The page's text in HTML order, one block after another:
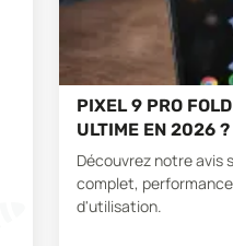
PIXEL 9 PRO
ULTIME EN 2026 ?
Découvrez notre avis
complet,
d'utilisation.